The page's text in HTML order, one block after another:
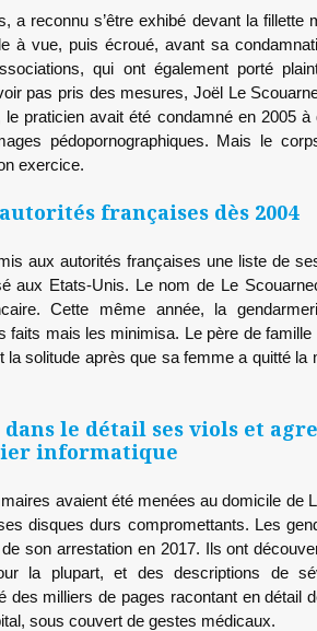
a reconnu s’être exhibé devant la fillette
à vue, puis écroué, avant sa
qui ont également porté
pas pris des mesures, Joël Le
praticien avait été condamné en 2005
pédopornographiques. Mais le
exercice.
françaises dès 2004
aux autorités françaises une liste de
aux Etats-Unis. Le nom de Le
Cette même année, la
faits mais les minimisa. Le père de
la solitude après que sa femme a quitté la
le détail ses viols et
informatique
avaient été menées au domicile de
disques durs compromettants. Les
son arrestation en 2017. Ils ont
la plupart, et des descriptions de
des milliers de pages racontant en détail
sous couvert de gestes médicaux.